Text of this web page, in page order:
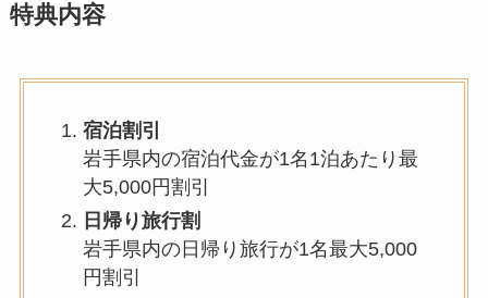
特典内容
宿泊割引
岩手県内の宿泊代金が1名1泊あたり最
大5,000円割引
日帰り旅行割
岩手県内の日帰り旅行が1名最大5,000
円割引